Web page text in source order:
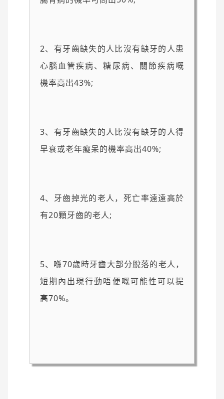
2、有牙齒缺失的人比沒有缺牙的人患
心腦血管疾病、糖尿病、關節疾病嘅
機率高出43%;
3、有牙齒缺失的人比沒有缺牙的人得
早衰或老年癡呆的機率高出40%;
4、牙齒掉光的老人，死亡率遠遠高於
有20顆牙齒的老人;
5、喺70歲時牙齒大部分脫落的老人，
短期內出現行動唔便嘅可能性可以提
高70%。